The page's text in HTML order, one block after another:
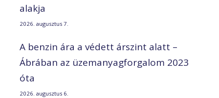
alakja
2026. augusztus 7.
A benzin ára a védett árszint alatt –
Ábrában az üzemanyagforgalom 2023
óta
2026. augusztus 6.